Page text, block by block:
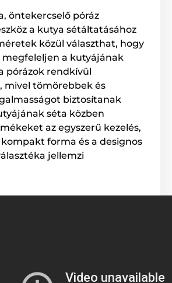
zsinór, mely nem
speciális zsinórja soha nem
és nem akad be. A zsinór nagy
anyagból készült. Ejtőernyők
melynek köszönhetően
öntekercselő póráz
a kutya sétáltatásához
közül választhat, hogy
a kutyájának
pórázok rendkívül
mivel tömörebbek és
biztosítanak
séta közben
az egyszerű kezelés,
forma és a designos
jellemzi